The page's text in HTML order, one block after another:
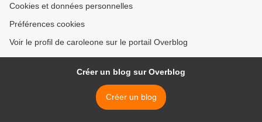
Cookies et données personnelles
Préférences cookies
Voir le profil de caroleone sur le portail Overblog
Créer un blog sur Overblog
Créer un blog